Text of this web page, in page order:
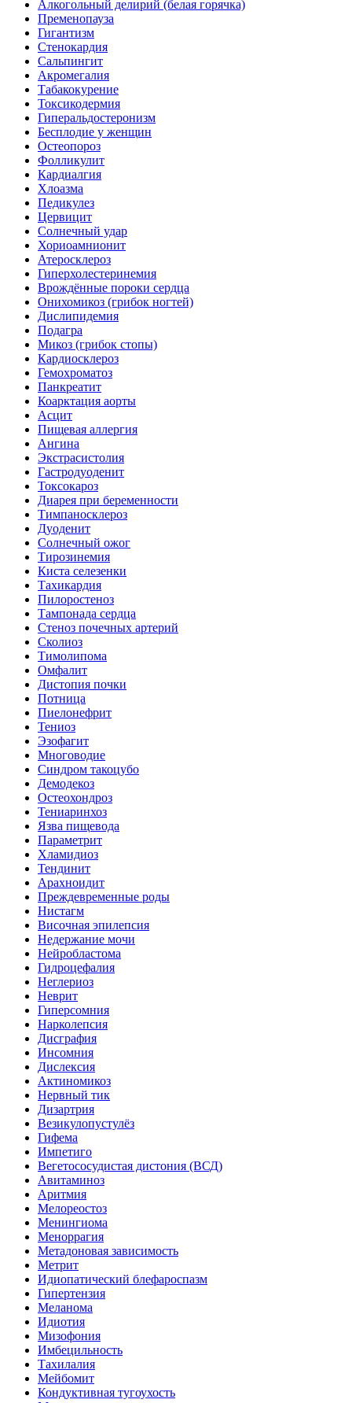
Алкогольный делирий (белая горячка)
Пременопауза
Гигантизм
Стенокардия
Сальпингит
Акромегалия
Табакокурение
Токсикодермия
Гиперальдостеронизм
Бесплодие у женщин
Остеопороз
Фолликулит
Кардиалгия
Хлоазма
Педикулез
Цервицит
Солнечный удар
Хориоамнионит
Атеросклероз
Гиперхолестеринемия
Врождённые пороки сердца
Онихомикоз (грибок ногтей)
Дислипидемия
Подагра
Микоз (грибок стопы)
Кардиосклероз
Гемохроматоз
Панкреатит
Коарктация аорты
Асцит
Пищевая аллергия
Ангина
Экстрасистолия
Гастродуоденит
Токсокароз
Диарея при беременности
Тимпаносклероз
Дуоденит
Солнечный ожог
Тирозинемия
Киста селезенки
Тахикардия
Пилоростеноз
Тампонада сердца
Стеноз почечных артерий
Сколиоз
Тимолипома
Омфалит
Дистопия почки
Потница
Пиелонефрит
Тениоз
Эзофагит
Многоводие
Синдром такоцубо
Демодекоз
Остеохондроз
Тениаринхоз
Язва пищевода
Параметрит
Хламидиоз
Тендинит
Арахноидит
Преждевременные роды
Нистагм
Височная эпилепсия
Недержание мочи
Нейробластома
Гидроцефалия
Неглериоз
Неврит
Гиперсомния
Нарколепсия
Дисграфия
Инсомния
Дислексия
Актиномикоз
Нервный тик
Дизартрия
Везикулопустулёз
Гифема
Импетиго
Вегетососудистая дистония (ВСД)
Авитаминоз
Аритмия
Мелореостоз
Менингиома
Меноррагия
Метадоновая зависимость
Метрит
Идиопатический блефароспазм
Гипертензия
Меланома
Идиотия
Мизофония
Имбецильность
Тахилалия
Мейбомит
Кондуктивная тугоухость